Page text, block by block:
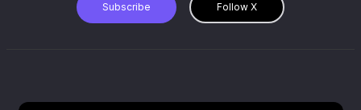
Subscribe Follow X